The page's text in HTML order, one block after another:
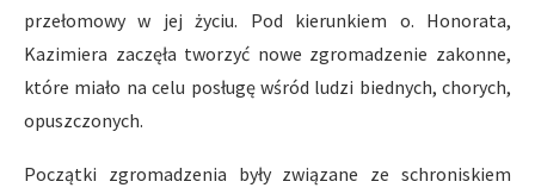
przełomowy w jej życiu. Pod kierunkiem o. Honorata,
Kazimiera zaczęła tworzyć nowe zgromadzenie zakonne,
które miało na celu posługę wśród ludzi biednych, chorych,
opuszczonych.
Początki zgromadzenia były związane ze schroniskiem